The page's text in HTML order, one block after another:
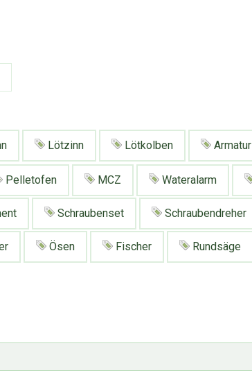
Lötzinn Lötkolben Armatur
Pelletofen MCZ Wateralarm
Schraubenset Schraubendreher
Ösen Fischer Rundsäge